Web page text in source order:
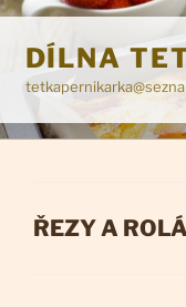
Přejít
obsahu
webu
DÍLNA
RUBRIKY
ŘEZY A